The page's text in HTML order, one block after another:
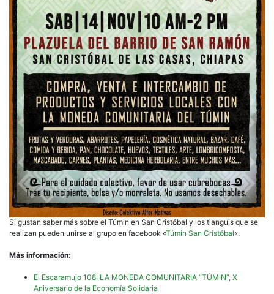
Si gustan saber más sobre el Túmin en San Cristóbal y los tianguis que se
realizan pueden unirse al grupo en facebook «Túmin San Cristóbal«.
Más información:
El Escaramujo 108: LA MONEDA COMUNITARIA “TÚMIN”, X
Aniversario de la Economía Solidaria